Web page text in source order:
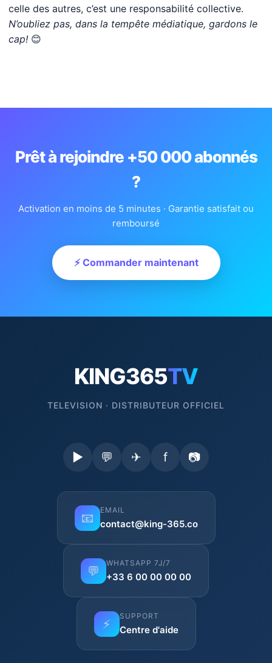
celle des autres, c’est une responsabilité collective.
N’oubliez pas, dans la tempête médiatique, gardons le
cap! 😊
Prêt à rejoindre +50 000 abonnés
?
Activation en moins de 5 minutes · Garantie satisfait ou
remboursé
⚡ Commander maintenant
KING365TV
TELEVISION · DISTRIBUTEUR OFFICIEL
▶ 💬 ✈ f 📷
📧
EMAIL
contact@king-365.co
💬
WHATSAPP 7J/7
+33 6 00 00 00 00
⚡
SUPPORT
Centre d'aide